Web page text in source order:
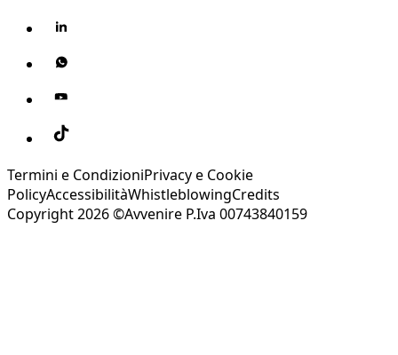
Termini e CondizioniPrivacy e Cookie
PolicyAccessibilitàWhistleblowingCredits
Copyright 2026 ©Avvenire P.Iva 00743840159